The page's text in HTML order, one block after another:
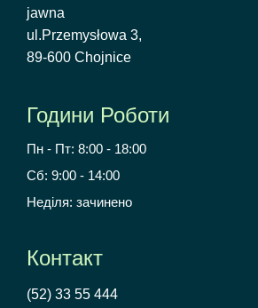
jawna
ul.Przemysłowa 3,
89-600 Chojnice
Години Роботи
Пн - Пт: 8:00 - 18:00
Сб: 9:00 - 14:00
Неділя: зачинено
Контакт
(52) 33 55 444